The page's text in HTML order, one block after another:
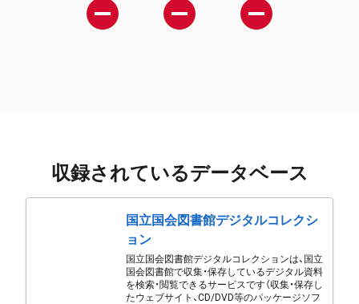
収録されているデータベース
国立国会図書館デジタルコレクシ
ョン
国立国会図書館デジタルコレクションは、国立
国会図書館で収集・保存しているデジタル資料
を検索・閲覧できるサービスです（収集・保存し
たウェブサイト、CD/DVD等のパッケージソフ